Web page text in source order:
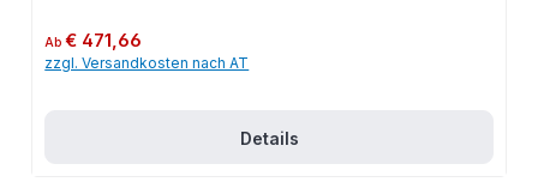
Regulärer Preis:
Ab€ 471,66
zzgl. Versandkosten nach AT
Details